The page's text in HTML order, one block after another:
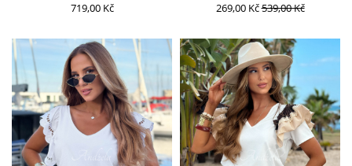
719,00 Kč 269,00 Kč539,00 Kč